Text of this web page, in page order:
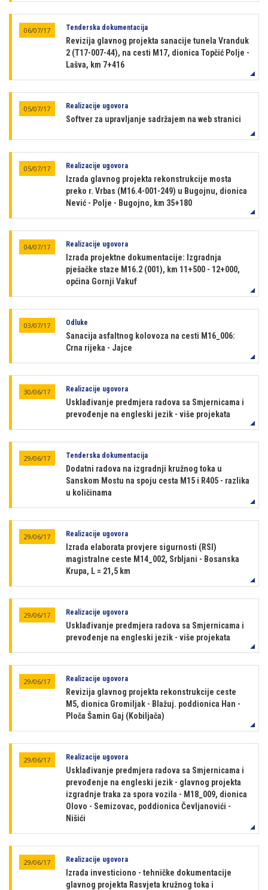
06/07/17 Tenderska dokumentacija
Revizija glavnog projekta sanacije tunela Vranduk
2 (T17-007-44), na cesti M17, dionica Topčić Polje -
Lašva, km 7+416
05/07/17 Realizacije ugovora
Softver za upravljanje sadržajem na web stranici
05/07/17 Realizacije ugovora
Izrada glavnog projekta rekonstrukcije mosta
preko r. Vrbas (M16.4-001-249) u Bugojnu, dionica
Nević - Polje - Bugojno, km 35+180
04/07/17 Realizacije ugovora
Izrada projektne dokumentacije: Izgradnja
pješačke staze M16.2 (001), km 11+500 - 12+000,
općina Gornji Vakuf
03/07/17 Odluke
Sanacija asfaltnog kolovoza na cesti M16_006:
Crna rijeka - Jajce
30/06/17 Realizacije ugovora
Usklađivanje predmjera radova sa Smjernicama i
prevođenje na engleski jezik - više projekata
29/06/17 Tenderska dokumentacija
Dodatni radova na izgradnji kružnog toka u
Sanskom Mostu na spoju cesta M15 i R405 - razlika
u količinama
29/06/17 Realizacije ugovora
Izrada elaborata provjere sigurnosti (RSI)
magistralne ceste M14_002, Srbljani - Bosanska
Krupa, L = 21,5 km
29/06/17 Realizacije ugovora
Usklađivanje predmjera radova sa Smjernicama i
prevođenje na engleski jezik - više projekata
29/06/17 Realizacije ugovora
Revizija glavnog projekta rekonstrukcije ceste
M5, dionica Gromiljak - Blažuj. poddionica Han -
Ploča Šamin Gaj (Kobiljača)
29/06/17 Realizacije ugovora
Usklađivanje predmjera radova sa Smjernicama i
prevođenje na engleski jezik - glavnog projekta
izgradnje traka za spora vozila - M18_009, dionica
Olovo - Semizovac, poddionica Čevljanovići -
Nišići
29/06/17 Realizacije ugovora
Izrada investiciono - tehničke dokumentacije
glavnog projekta Rasvjeta kružnog toka i